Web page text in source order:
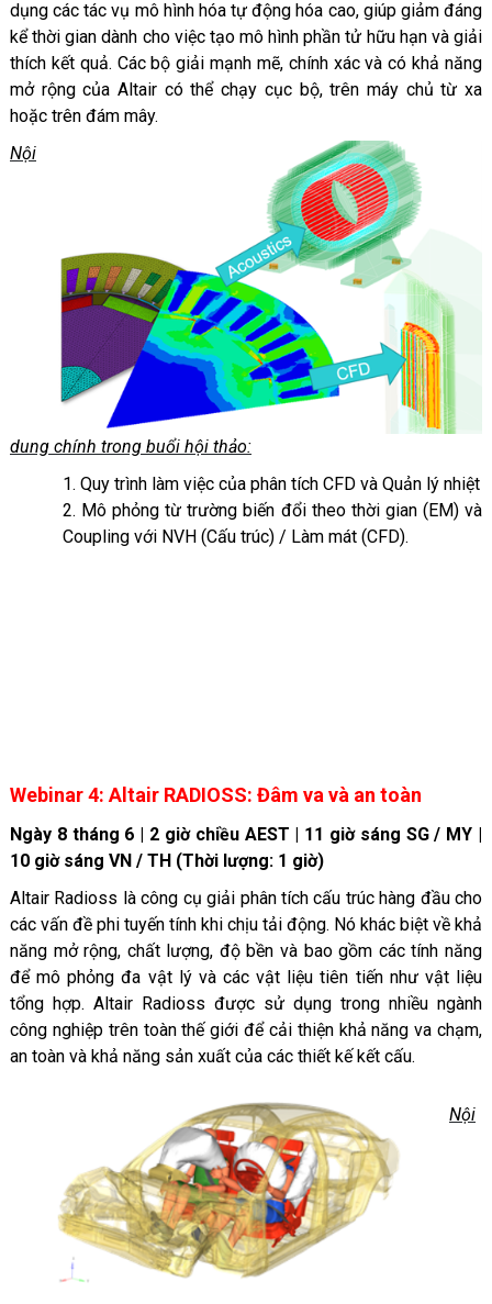
dụng các tác vụ mô hình hóa tự động hóa cao, giúp giảm đáng
kể thời gian dành cho việc tạo mô hình phần tử hữu hạn và giải
thích kết quả. Các bộ giải mạnh mẽ, chính xác và có khả năng
mở rộng của Altair có thể chạy cục bộ, trên máy chủ từ xa
hoặc trên đám mây.
Nội
dung chính trong buổi hội thảo:
1. Quy trình làm việc của phân tích CFD và Quản lý nhiệt
2. Mô phỏng từ trường biến đổi theo thời gian (EM) và
Coupling với NVH (Cấu trúc) / Làm mát (CFD).
Webinar 4: Altair RADIOSS: Đâm va và an toàn
Ngày 8 tháng 6 | 2 giờ chiều AEST | 11 giờ sáng SG / MY |
10 giờ sáng VN / TH (Thời lượng: 1 giờ)
Altair Radioss là công cụ giải phân tích cấu trúc hàng đầu cho
các vấn đề phi tuyến tính khi chịu tải động. Nó khác biệt về khả
năng mở rộng, chất lượng, độ bền và bao gồm các tính năng
để mô phỏng đa vật lý và các vật liệu tiên tiến như vật liệu
tổng hợp. Altair Radioss được sử dụng trong nhiều ngành
công nghiệp trên toàn thế giới để cải thiện khả năng va chạm,
an toàn và khả năng sản xuất của các thiết kế kết cấu.
Nội